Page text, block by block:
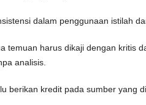
dalam penggunaan istilah
temuan harus dikaji dengan kritis
analisis.
berikan kredit pada sumber yang